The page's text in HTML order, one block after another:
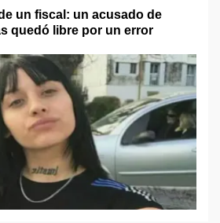
un fiscal: un acusado de
quedó libre por un error